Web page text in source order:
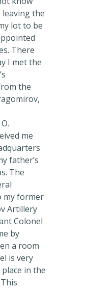
the
lot to be
There
I met the
the
me
father’s
The
my former
Artillery
Colonel
by
a room
is very
in the